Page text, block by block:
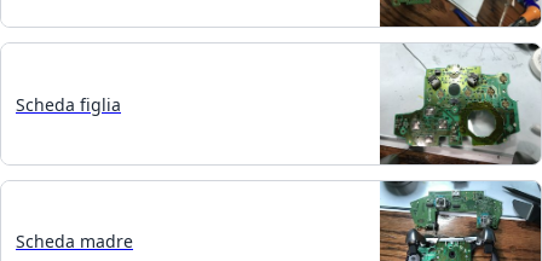
Scheda figlia
Scheda madre